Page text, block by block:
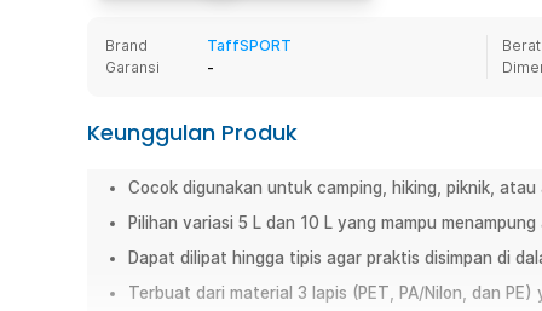
Senin -
Toko Jakarta Barat
Senin -
Toko Tangerang
Pick n Go Jakarta Barat
Senin -
Pick n Go Bekasi
Senin - Jumat
Pick n Go Depok
Senin - Jumat
Brand
TaffSPORT
Garansi
-
Keunggulan Produk
Cocok digunakan untuk camping, hiking, piknik,
Pilihan variasi 5 L dan 10 L yang mampu menampung
Dapat dilipat hingga tipis agar praktis disimpan di
Terbuat dari material 3 lapis (PET, PA/Nilon, dan PE)